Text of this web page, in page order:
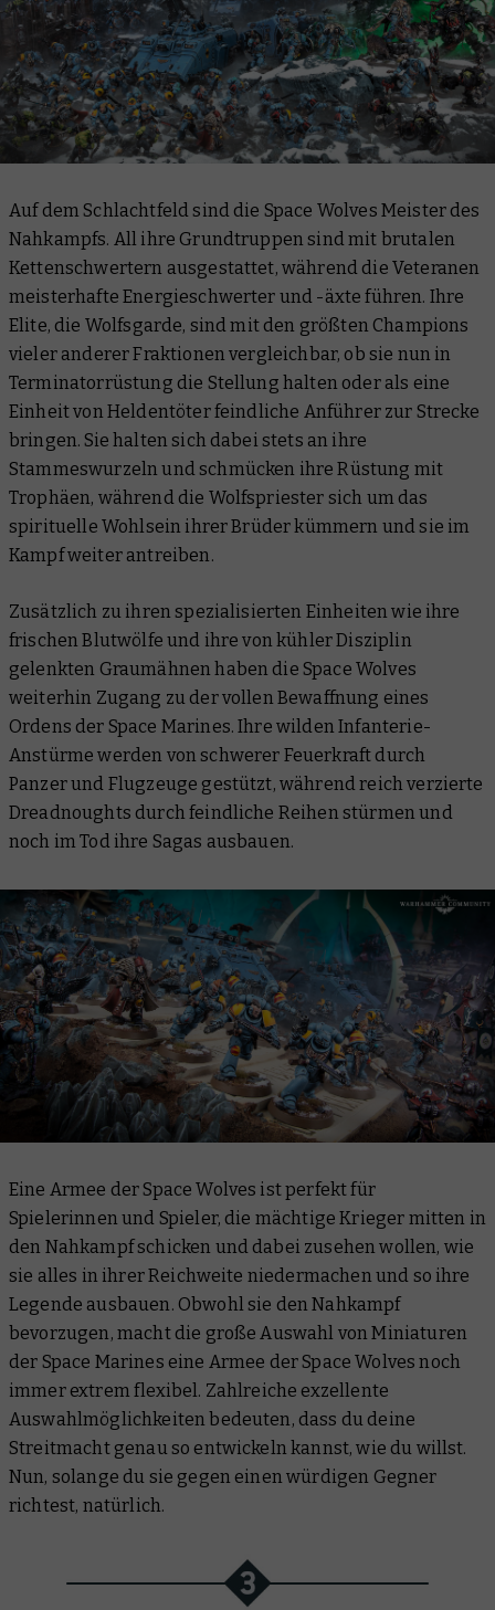
Auf dem Schlachtfeld sind die Space Wolves Meister des
Nahkampfs. All ihre Grundtruppen sind mit brutalen
Kettenschwertern ausgestattet, während die Veteranen
meisterhafte Energieschwerter und -äxte führen. Ihre
Elite, die Wolfsgarde, sind mit den größten Champions
vieler anderer Fraktionen vergleichbar, ob sie nun in
Terminatorrüstung die Stellung halten oder als eine
Einheit von Heldentöter feindliche Anführer zur Strecke
bringen. Sie halten sich dabei stets an ihre
Stammeswurzeln und schmücken ihre Rüstung mit
Trophäen, während die Wolfspriester sich um das
spirituelle Wohlsein ihrer Brüder kümmern und sie im
Kampf weiter antreiben.
Zusätzlich zu ihren spezialisierten Einheiten wie ihre
frischen Blutwölfe und ihre von kühler Disziplin
gelenkten Graumähnen haben die Space Wolves
weiterhin Zugang zu der vollen Bewaffnung eines
Ordens der Space Marines. Ihre wilden Infanterie-
Anstürme werden von schwerer Feuerkraft durch
Panzer und Flugzeuge gestützt, während reich verzierte
Dreadnoughts durch feindliche Reihen stürmen und
noch im Tod ihre Sagas ausbauen.
Eine Armee der Space Wolves ist perfekt für
Spielerinnen und Spieler, die mächtige Krieger mitten in
den Nahkampf schicken und dabei zusehen wollen, wie
sie alles in ihrer Reichweite niedermachen und so ihre
Legende ausbauen. Obwohl sie den Nahkampf
bevorzugen, macht die große Auswahl von Miniaturen
der Space Marines eine Armee der Space Wolves noch
immer extrem flexibel. Zahlreiche exzellente
Auswahlmöglichkeiten bedeuten, dass du deine
Streitmacht genau so entwickeln kannst, wie du willst.
Nun, solange du sie gegen einen würdigen Gegner
richtest, natürlich.